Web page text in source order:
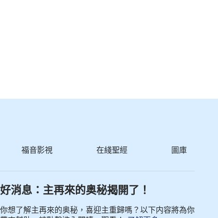
福音影視 在綫聖經 圖庫
好消息：主再來的奥秘揭開了！
你想了解主再來的奥秘，喜迎主重歸嗎？以下内容將為你